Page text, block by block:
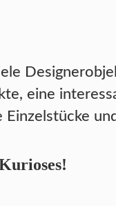
eine